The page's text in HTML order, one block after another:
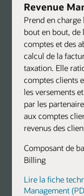
Revenue
Prend en charge
bout en bout, de
comptes et des
calcul de la
taxation. Elle
comptes clients
les versements
par les
aux comptes
revenus des
Composant de
Billing
Lire la fiche
Management